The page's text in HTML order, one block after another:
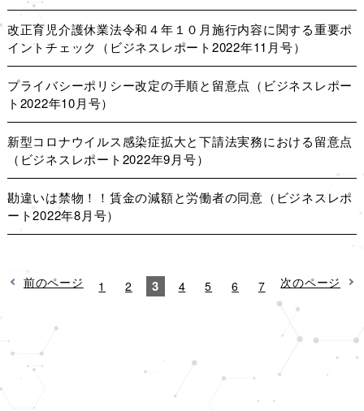
改正育児介護休業法令和４年１０月施行内容に関する重要ポ
イントチェック（ビジネスレポート2022年11月号）
プライバシーポリシー改定の手順と留意点（ビジネスレポー
ト2022年10月号）
新型コロナウイルス感染症拡大と下請法実務における留意点
（ビジネスレポート2022年9月号）
勘違いは禁物！！賃金の減額と労働者の同意（ビジネスレポ
ート2022年8月号）
前のページ 1 2 3 4 5 6 7 次のページ